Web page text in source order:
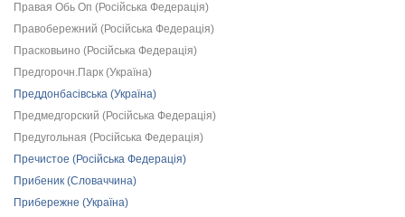
Правая Обь Оп (Російська Федерація)
Правобережний (Російська Федерація)
Прасковьино (Російська Федерація)
Предгорочн.Парк (Україна)
Преддонбасівська (Україна)
Предмедгорский (Російська Федерація)
Предугольная (Російська Федерація)
Пречистое (Російська Федерація)
Прибеник (Словаччина)
Прибережне (Україна)